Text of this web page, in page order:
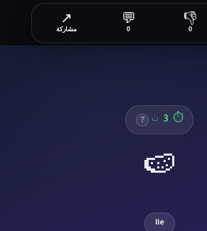
⏱
3 ث ?
🍉
lie
👎
0
💬
0
↗
مشاركة